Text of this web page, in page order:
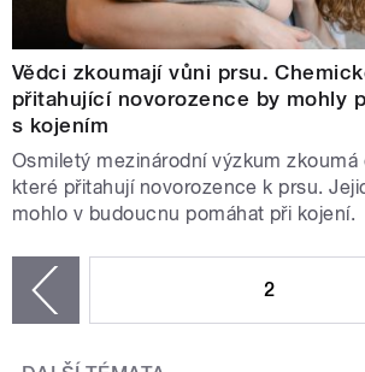
Vědci zkoumají vůni prsu.
přitahující novorozence by mohly
s kojením
Osmiletý mezinárodní výzkum
které přitahují novorozence k prsu.
mohlo v budoucnu pomáhat při kojení.
2